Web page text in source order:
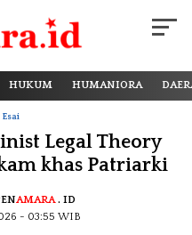
HUKUM HUMANIORA
Esai
Legal Theory
khas Patriarki
AMARA. ID
- 03:55 WIB